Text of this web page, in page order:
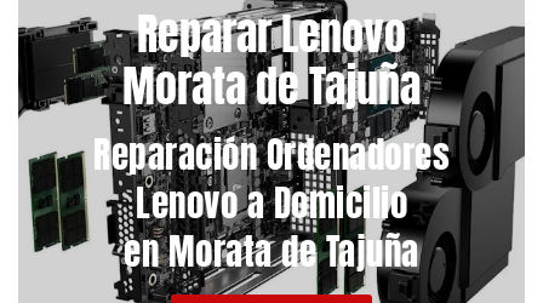
Reparar Lenovo
Morata de Tajuña
Reparación Ordenadores
Lenovo a Domicilio
en Morata de Tajuña